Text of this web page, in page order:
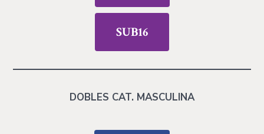
SUB16
DOBLES CAT. MASCULINA